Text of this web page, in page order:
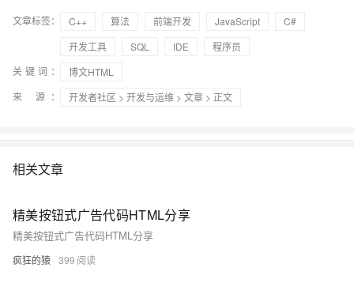
文章标签： C++ 算法 前端开发 JavaScript
C#
开发工具
SQL IDE
程序员
关键词：
博文HTML
来 源：
开发者社区 > 开发与运维 > 文章 > 正文
相关文章
精美按钮式广告代码HTML分享
精美按钮式广告代码HTML分享
疯狂的猿 399